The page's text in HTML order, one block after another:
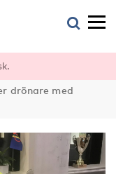
drönare med